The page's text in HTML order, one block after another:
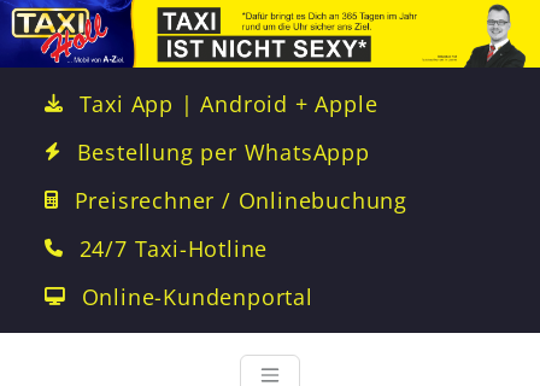
Taxi App | Android + Apple
Bestellung per WhatsAppp
Preisrechner / Onlinebuchung
24/7 Taxi-Hotline
Online-Kundenportal